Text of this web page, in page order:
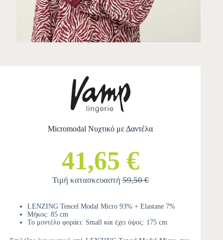
Micromodal Νυχτικό με Δαντέλα
41,65 €
Τιμή κατασκευαστή59,50 €
LENZING Tencel Modal Micro 93% + Elastane 7%
Μήκος: 85 cm
Το μοντέλο φοράει: Small και έχει ύψος: 175 cm